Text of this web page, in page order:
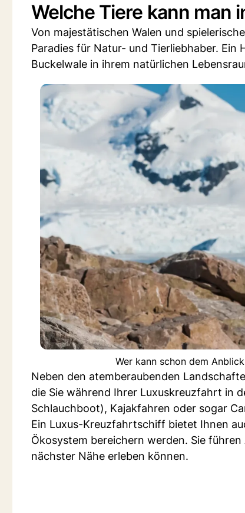
Welche Tiere kann man
Von majestätischen Walen und
Paradies für Natur- und Tierliebhaber.
Buckelwale in ihrem natürlichen
Wer kann schon dem
Neben den atemberaubenden
die Sie während Ihrer Luxuskreuzfahrt in
Schlauchboot), Kajakfahren oder sogar
Ein Luxus-Kreuzfahrtschiff bietet Ihnen
Ökosystem bereichern werden. Sie
nächster Nähe erleben können.